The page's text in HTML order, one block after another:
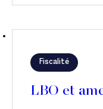
Fiscalité
LBO et